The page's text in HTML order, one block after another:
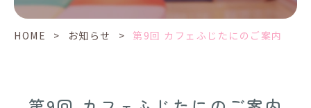
HOME > お知らせ > 第9回 カフェふじたにのご案内